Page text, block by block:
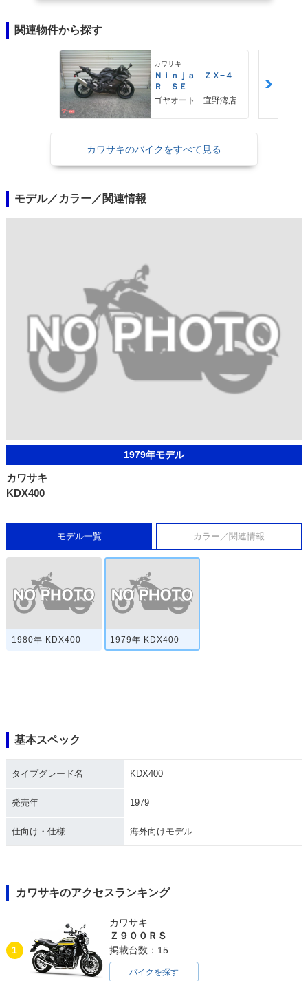
関連物件から探す
カワサキ
Ｎｉｎｊａ ＺＸ−４
Ｒ ＳＥ
ゴヤオート 宜野湾店
カワサキのバイクをすべて見る
モデル／カラー／関連情報
1979年モデル
カワサキ
KDX400
モデル一覧 カラー／関連情報
1980年 KDX400 1979年 KDX400
基本スペック
タイプグレード名 KDX400
発売年 1979
仕向け・仕様 海外向けモデル
カワサキのアクセスランキング
1
カワサキ
Ｚ９００ＲＳ
掲載台数：15
バイクを探す